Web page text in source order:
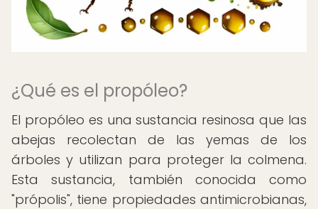
¿Qué es el propóleo?
El propóleo es una sustancia resinosa que las
abejas recolectan de las yemas de los
árboles y utilizan para proteger la colmena.
Esta sustancia, también conocida como
"própolis", tiene propiedades antimicrobianas,